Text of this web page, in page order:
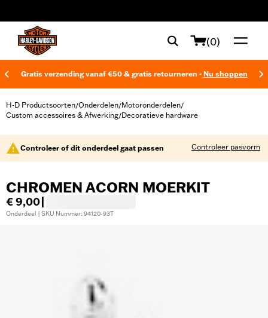
(0)
Gratis verzending vanaf €50 & gratis retourneren - Nu shoppen
H-D Productsoorten/Onderdelen/Motoronderdelen/
Custom accessoires & Afwerking/Decoratieve hardware
Controleer of dit onderdeel gaat passen Controleer pasvorm
CHROMEN ACORN MOERKIT
€ 9,00
Onderdeel | SKU Nummer: 94120-93T